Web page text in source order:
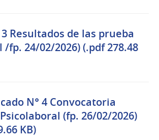
Resultados de las prueba
fp. 24/02/2026) (.pdf 278.48
N° 4 Convocatoria
(fp. 26/02/2026)
KB)